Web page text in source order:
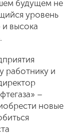
будущем не
уровень
и высока
работнику и
–
новые